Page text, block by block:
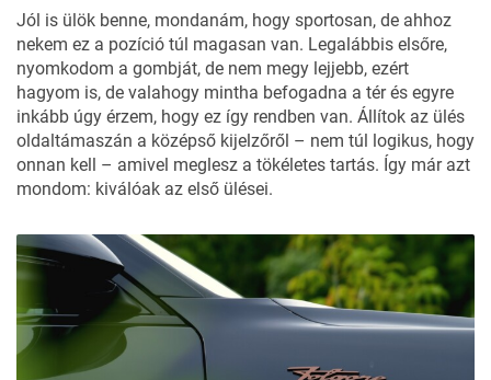
Jól is ülök benne, mondanám, hogy sportosan, de ahhoz
nekem ez a pozíció túl magasan van. Legalábbis elsőre,
nyomkodom a gombját, de nem megy lejjebb, ezért
hagyom is, de valahogy mintha befogadna a tér és egyre
inkább úgy érzem, hogy ez így rendben van. Állítok az ülés
oldaltámaszán a középső kijelzőről – nem túl logikus, hogy
onnan kell – amivel meglesz a tökéletes tartás. Így már azt
mondom: kiválóak az első ülései.